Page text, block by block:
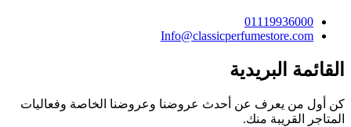
01119936000
Info@classicperfumestore.com
القائمة البريدية
كن أول من يعرف عن أحدث عروضنا وعروضنا الخاصة وفعاليات
المتاجر القريبة منك.